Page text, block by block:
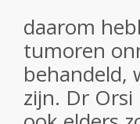
daarom
tumoren
behandeld,
zijn. Dr